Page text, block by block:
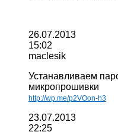
26.07.2013
15:02
maclesik
Устанавливаем
микропрошивки
http://wp.me/p2VOon-h3
23.07.2013
22:25